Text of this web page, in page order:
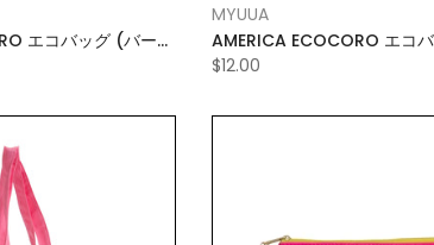
MYUUA
AMERICA ECOCORO エコバッグ (バーガ
ー) SMALL
$12.00